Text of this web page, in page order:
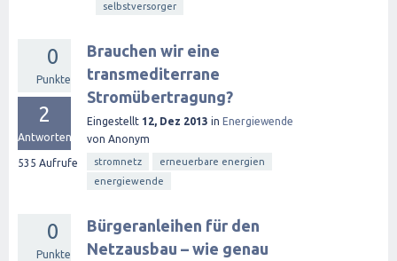
selbstversorger
0
Punkte
2
Antworten
535 Aufrufe
Brauchen wir eine
transmediterrane
Stromübertragung?
Eingestellt 12, Dez 2013 in Energiewende
von Anonym
stromnetz
erneuerbare energien
energiewende
0
Punkte
Bürgeranleihen für den
Netzausbau – wie genau